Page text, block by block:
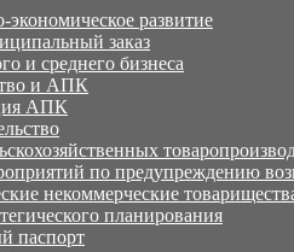
экономическое развитие
заказ
и среднего бизнеса
и АПК
АПК
по предупреждению
некоммерческие
планирования
паспорт